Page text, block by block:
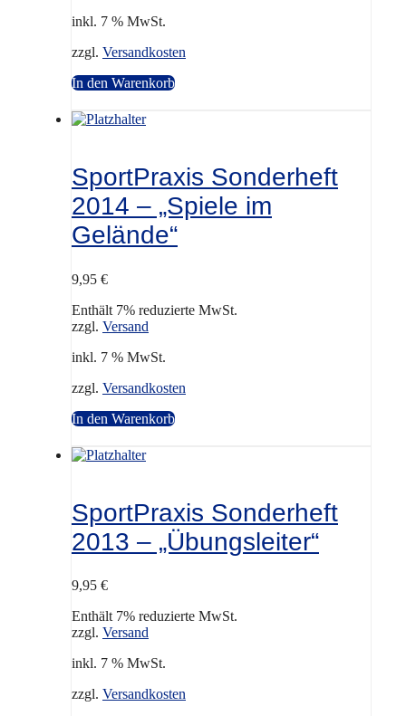
inkl. 7 % MwSt.
zzgl. Versandkosten
In den Warenkorb
SportPraxis Sonderheft
2014 – „Spiele im
Gelände“
9,95 €
Enthält 7% reduzierte MwSt.
zzgl. Versand
inkl. 7 % MwSt.
zzgl. Versandkosten
In den Warenkorb
SportPraxis Sonderheft
2013 – „Übungsleiter“
9,95 €
Enthält 7% reduzierte MwSt.
zzgl. Versand
inkl. 7 % MwSt.
zzgl. Versandkosten